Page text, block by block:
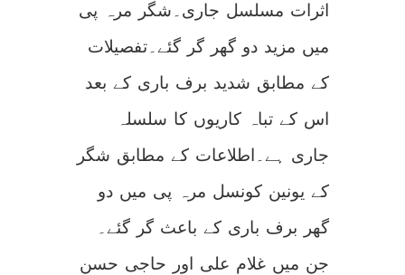
اثرات مسلسل جاری۔شگر مرہ پی
میں مزید دو گھر گر گئے۔تفصیلات
کے مطابق شدید برف باری کے بعد
اس کے تباہ کاریوں کا سلسلہ
جاری ہے۔اطلاعات کے مطابق شگر
کے یونین کونسل مرہ پی میں دو
گھر برف باری کے باعث گر گئے۔
جن میں غلام علی اور حاجی حسن